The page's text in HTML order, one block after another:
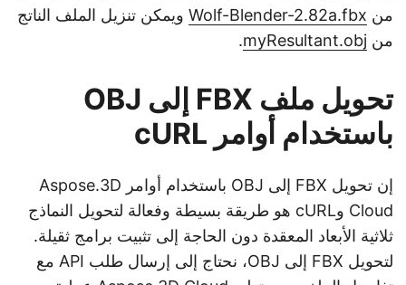
منWolf-Blender-2.82a.fbxويمكن تنزيل الملف الناتج
منmyResultant.obj
.
تحويل ملف FBX إلى OBJ
باستخدام أوامر cURL
إن تحويل FBX إلى OBJ باستخدام أوامر Aspose.3D
Cloud وcURL هو طريقة بسيطة وفعالة لتحويل النماذج
ثلاثية الأبعاد المعقدة دون الحاجة إلى تثبيت برامج ثقيلة.
لتحويل FBX إلى OBJ، نحتاج إلى إرسال طلب API مع